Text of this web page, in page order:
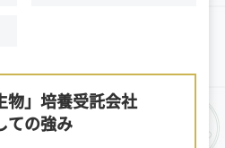
物」培養受託会社
ての強み